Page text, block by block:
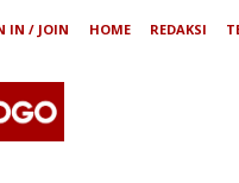
IN / JOIN HOME REDAKSI